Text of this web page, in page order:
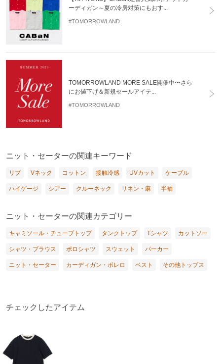
ーディガン～夏の冷房対策にもおす...
#TOMORROWLAND
TOMORROWLAND MORE SALE開催中〜さら
にお値下げ＆新規セールアイテ...
#TOMORROWLAND
ニット・セーターの関連キーワード
リブ Vネック コットン 接触冷感 UVカット ケーブル
ハイゲージ シアー クルーネック リネン・麻 半袖
ニット・セーターの関連カテゴリー
キャミソール・チューブトップ タンクトップ Tシャツ カットソー
シャツ・ブラウス ポロシャツ スウェット パーカー
ニット・セーター カーディガン・ボレロ ベスト その他トップス
チェックしたアイテム